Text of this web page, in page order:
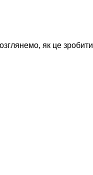
як це зробити